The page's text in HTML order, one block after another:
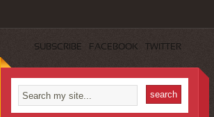
SUBSCRIBE FACEBOOK TWITTER